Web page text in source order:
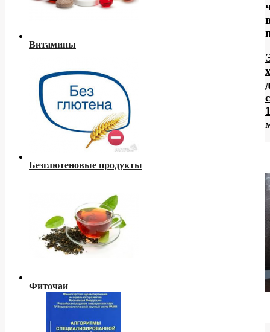
Витамины
Безглютеновые продукты
Фиточаи